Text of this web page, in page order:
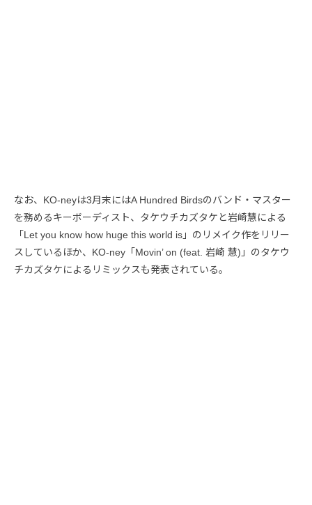
なお、KO-neyは3月末にはA Hundred Birdsのバンド・マスター
を務めるキーボーディスト、タケウチカズタケと岩崎慧による
「Let you know how huge this world is」のリメイク作をリリー
スしているほか、KO-ney「Movin’ on (feat. 岩崎 慧)」のタケウ
チカズタケによるリミックスも発表されている。